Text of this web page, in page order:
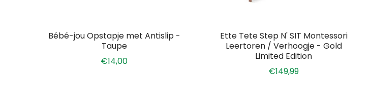
Bébé-jou Opstapje met Antislip -
Taupe
€14,00
Ette Tete Step N' SIT Montessori
Leertoren / Verhoogje - Gold
Limited Edition
€149,99